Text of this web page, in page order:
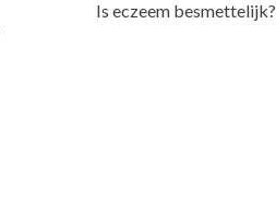
Is eczeem besmettelijk?